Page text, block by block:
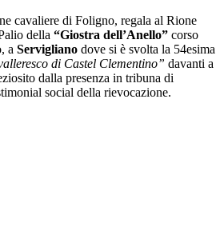
cavaliere di Foligno, regala al Rione
della “Giostra dell’Anello” corso
a Servigliano dove si è svolta la 54esima
di Castel Clementino” davanti a
dalla presenza in tribuna di
social della rievocazione.